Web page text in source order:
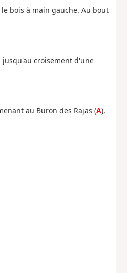
bois à main gauche. Au bout
croisement d'une
au Buron des Rajas (A),